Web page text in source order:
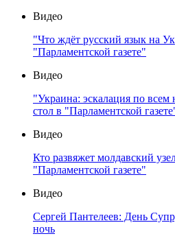
Видео
"Что ждёт русский язык на
"Парламентской газете"
Видео
"Украина: эскалация по
стол в "Парламентской
Видео
Кто развяжет молдавский
"Парламентской газете"
Видео
Сергей Пантелеев: День
ночь